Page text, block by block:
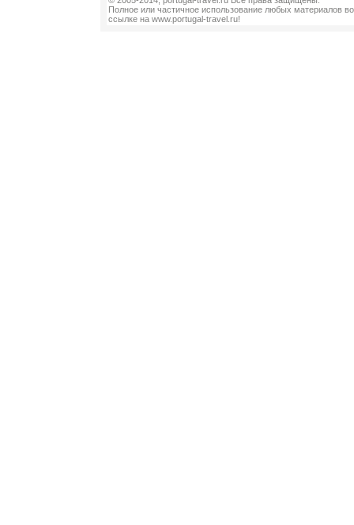
Полное или частичное использование любых материалов
ссылке на www.portugal-travel.ru!